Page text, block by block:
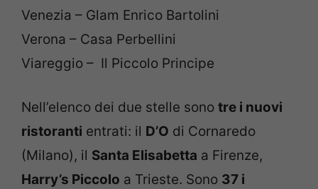
Venezia – Glam Enrico Bartolini
Verona – Casa Perbellini
Viareggio – Il Piccolo Principe
Nell’elenco dei due stelle sono tre i nuovi
ristoranti entrati: il D’O di Cornaredo
(Milano), il Santa Elisabetta a Firenze,
Harry’s Piccolo a Trieste. Sono 37 i